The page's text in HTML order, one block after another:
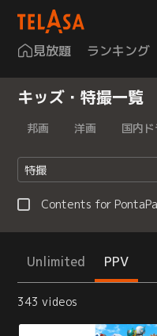
見放題 ランキング
キッズ・特撮一覧
邦画 洋画 国内ド
特撮
Contents for
Unlimited PPV
343 videos